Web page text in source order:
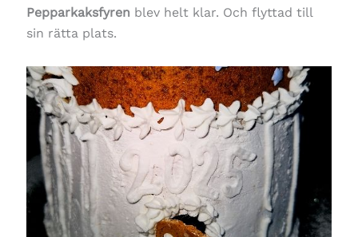
Pepparkaksfyren blev helt klar. Och flyttad till
sin rätta plats.